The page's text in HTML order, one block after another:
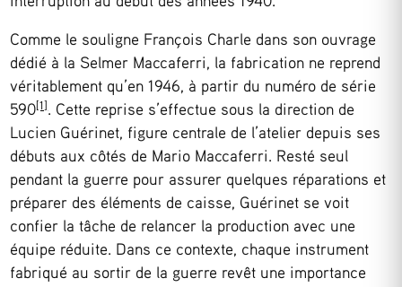
Comme le souligne François Charle dans son ouvrage
dédié à la Selmer Maccaferri, la fabrication ne reprend
véritablement qu’en 1946, à partir du numéro de série
590[1]. Cette reprise s’effectue sous la direction de
Lucien Guérinet, figure centrale de l’atelier depuis ses
débuts aux côtés de Mario Maccaferri. Resté seul
pendant la guerre pour assurer quelques réparations et
préparer des éléments de caisse, Guérinet se voit
confier la tâche de relancer la production avec une
équipe réduite. Dans ce contexte, chaque instrument
fabriqué au sortir de la guerre revêt une importance